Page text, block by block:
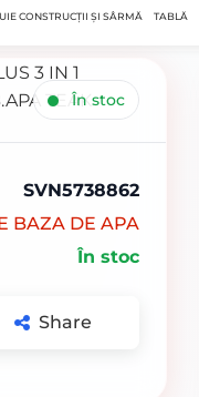
CONSTRUCȚII ȘI SÂRMĂ TABLĂ
În stoc
SVN5738862
BAZA DE APA
În stoc
Share